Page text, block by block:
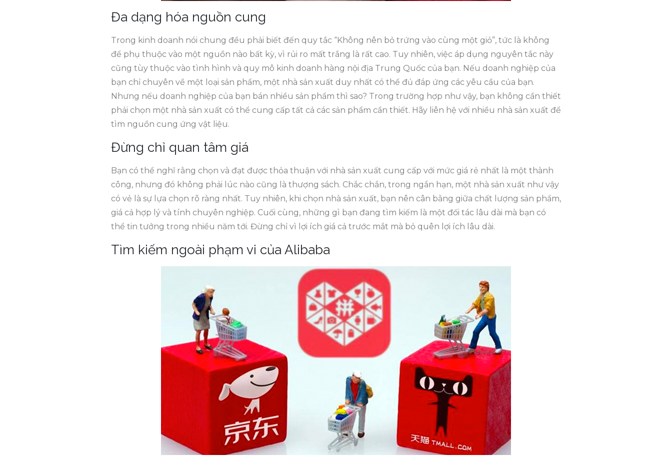
Đa dạng hóa nguồn cung
Trong kinh doanh nói chung đều phải biết đến quy tắc “Không nên bỏ trứng vào cùng một giỏ”, tức là không
để phụ thuộc vào một nguồn nào bất kỳ, vì rủi ro mất trắng là rất cao. Tuy nhiên, việc áp dụng nguyên tắc này
cũng tùy thuộc vào tình hình và quy mô kinh doanh hàng nội địa Trung Quốc của bạn. Nếu doanh nghiệp của
bạn chỉ chuyên về một loại sản phẩm, một nhà sản xuất duy nhất có thể đủ đáp ứng các yêu cầu của bạn.
Nhưng nếu doanh nghiệp của bạn bán nhiều sản phẩm thì sao? Trong trường hợp như vậy, bạn không cần thiết
phải chọn một nhà sản xuất có thể cung cấp tất cả các sản phẩm cần thiết. Hãy liên hệ với nhiều nhà sản xuất để
tìm nguồn cung ứng vật liệu.
Đừng chỉ quan tâm giá
Bạn có thể nghĩ rằng chọn và đạt được thỏa thuận với nhà sản xuất cung cấp với mức giá rẻ nhất là một thành
công, nhưng đó không phải lúc nào cũng là thượng sách. Chắc chắn, trong ngắn hạn, một nhà sản xuất như vậy
có vẻ là sự lựa chọn rõ ràng nhất. Tuy nhiên, khi chọn nhà sản xuất, bạn nên cân bằng giữa chất lượng sản phẩm,
giá cả hợp lý và tính chuyên nghiệp. Cuối cùng, những gì bạn đang tìm kiếm là một đối tác lâu dài mà bạn có
thể tin tưởng trong nhiều năm tới. Đừng chỉ vì lợi ích giá cả trước mắt mà bỏ quên lợi ích lâu dài.
Tìm kiếm ngoài phạm vi của Alibaba